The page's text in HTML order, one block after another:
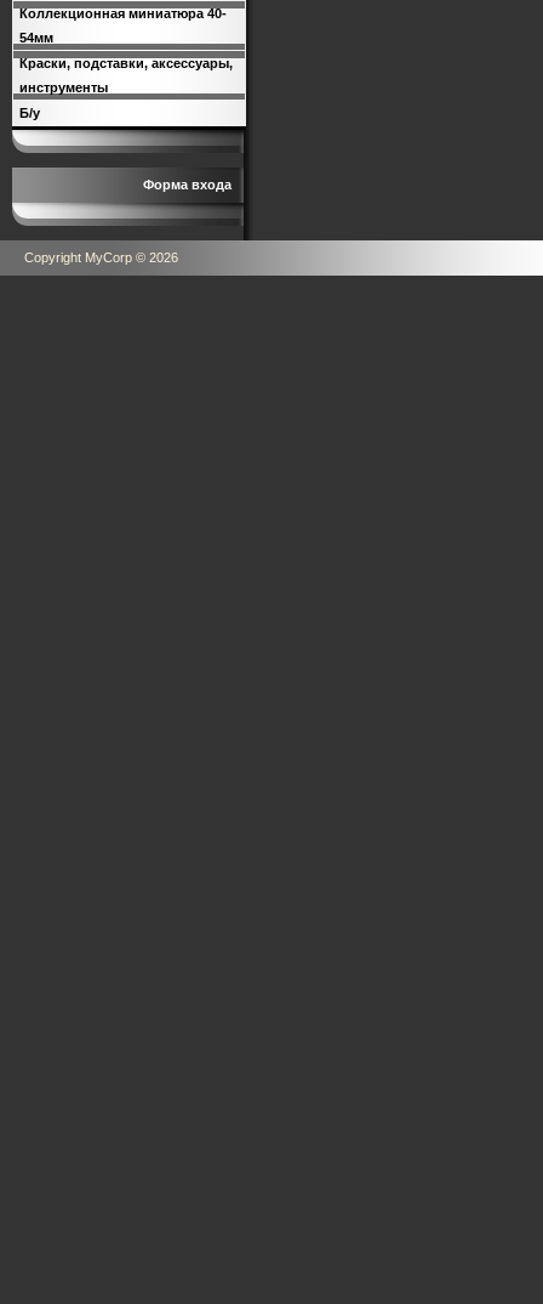
Коллекционная миниатюра 40-
54мм
Краски, подставки, аксессуары,
инструменты
Б/у
Форма входа
Copyright MyCorp © 2026